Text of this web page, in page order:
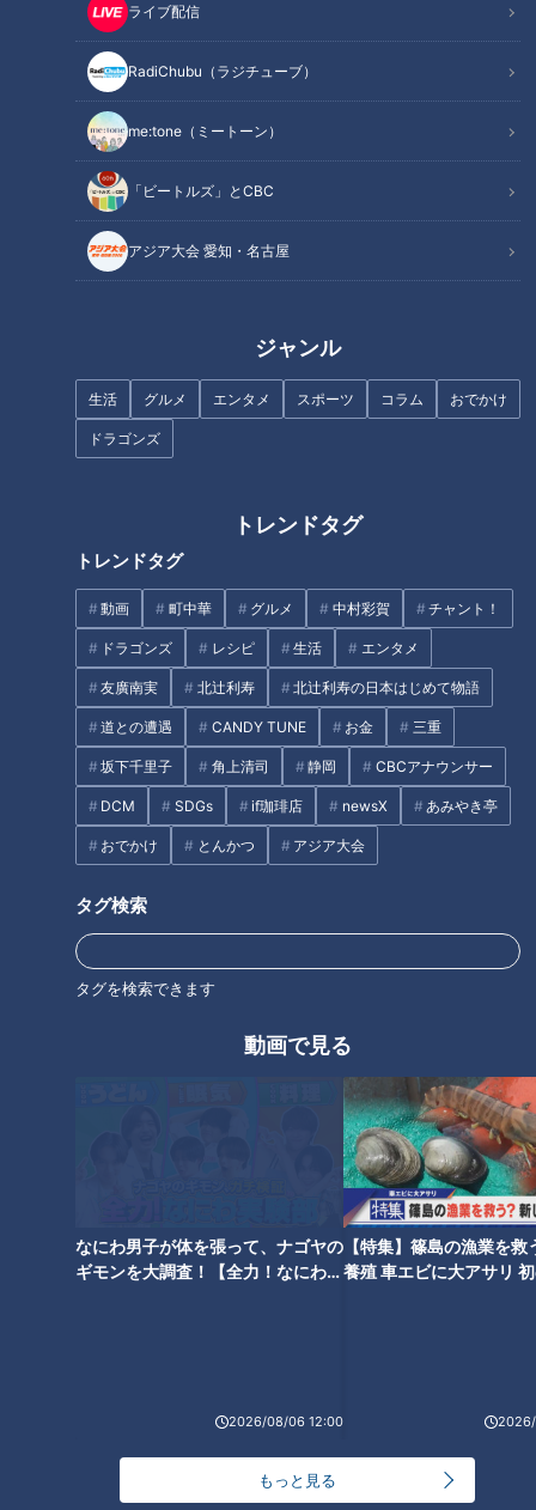
ライブ配信
RadiChubu（ラジチューブ）
me:tone（ミートーン）
「ビートルズ」とCBC
アジア大会 愛知・名古屋
ジャンル
生活 グルメ エンタメ スポーツ コラム おでかけ
ドラゴンズ
トレンドタグ
トレンドタグ
動画 町中華 グルメ 中村彩賀 チャント！
ドラゴンズ レシピ 生活 エンタメ
友廣南実 北辻利寿 北辻利寿の日本はじめて物語
道との遭遇 CANDY TUNE お金 三重
坂下千里子 角上清司 静岡 CBCアナウンサー
DCM SDGs if珈琲店 newsX あみやき亭
おでかけ とんかつ アジア大会
タグ検索
タグを検索できます
動画で見る
なにわ男子が体を張って、ナゴヤの
ギモンを大調査！【全力！なにわ実
2026/08/06 12:00
【特集】篠島の漁業を救
養殖 車エビに大アサリ
もっと見る
牧場の屋内施設でバーベキュ
ー！グラドル・三田悠貴の北海
道周遊の旅
「みな美ちゃんってアナウンサ
ーぽいよね」友達の一言が夢の
きっかけに！？お酒好きなCBC
夏目アナに「100の質問」！
「豚肉入りけんちん汁」の作り
方【キユーピー３分クッキン
「いかワタカレー」の作り方
【キユーピー３分クッキング】
CBCアナウンサーYouTube「み
MBS「ウラオモテレビ」との関
係とは？
ルバッテリー” 日常に潜む危険
タグ
オススメ関連コンテンツ
「彩りピクルス」の作り方【キ
ユーピー３分クッキング】
「中華ローストチキン」の作り
方【キユーピー３分クッキン
【キユーピー３分クッキング】